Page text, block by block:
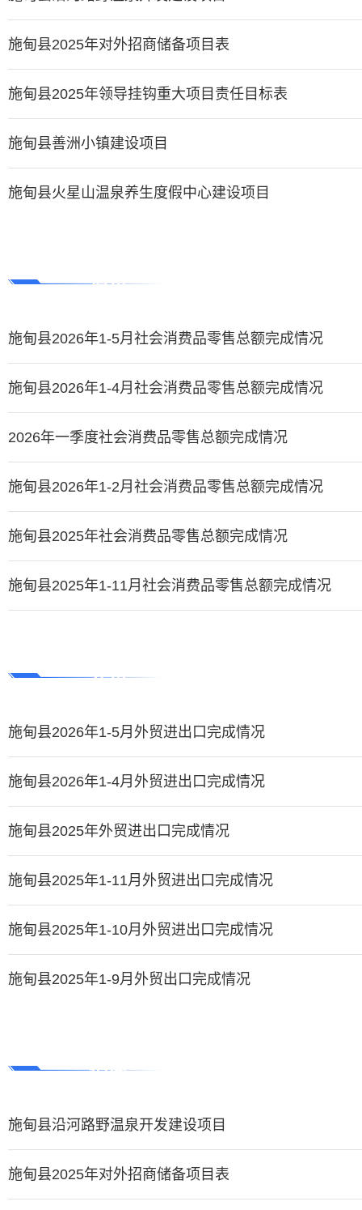
施甸县2025年对外招商储备项目表
施甸县2025年领导挂钩重大项目责任目标表
施甸县善洲小镇建设项目
施甸县火星山温泉养生度假中心建设项目
消费
施甸县2026年1-5月社会消费品零售总额完成情况
施甸县2026年1-4月社会消费品零售总额完成情况
2026年一季度社会消费品零售总额完成情况
施甸县2026年1-2月社会消费品零售总额完成情况
施甸县2025年社会消费品零售总额完成情况
施甸县2025年1-11月社会消费品零售总额完成情况
外贸
施甸县2026年1-5月外贸进出口完成情况
施甸县2026年1-4月外贸进出口完成情况
施甸县2025年外贸进出口完成情况
施甸县2025年1-11月外贸进出口完成情况
施甸县2025年1-10月外贸进出口完成情况
施甸县2025年1-9月外贸出口完成情况
招商
施甸县沿河路野温泉开发建设项目
施甸县2025年对外招商储备项目表